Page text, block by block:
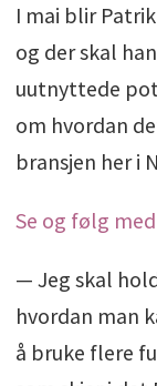
I mai blir
og der skal
uutnyttede
om hvordan
bransjen her i
Se og følg
— Jeg skal
hvordan man
å bruke flere